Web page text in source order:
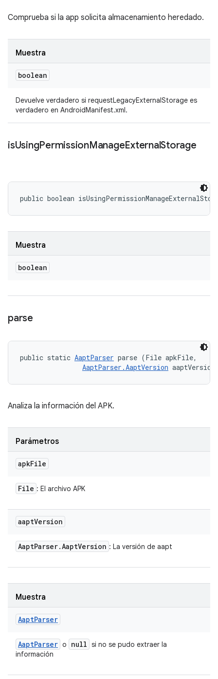
Comprueba si la app solicita almacenamiento heredado.
Muestra
boolean
Devuelve verdadero si requestLegacyExternalStorage es
verdadero en AndroidManifest.xml.
isUsingPermissionManageExternalStorage
public boolean
Muestra
boolean
parse
public static AaptParser parse (File apkFile,
AaptParser.AaptVersion
Analiza la información del APK.
Parámetros
apkFile
File : El archivo APK
aaptVersion
AaptParser.AaptVersion : La versión de aapt
Muestra
AaptParser
AaptParser o null si no se pudo extraer la
información